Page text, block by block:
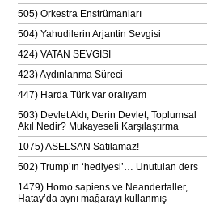
505) Orkestra Enstrümanları
504) Yahudilerin Arjantin Sevgisi
424) VATAN SEVGİSİ
423) Aydınlanma Süreci
447) Harda Türk var oralıyam
503) Devlet Aklı, Derin Devlet, Toplumsal
Akıl Nedir? Mukayeseli Karşılaştırma
1075) ASELSAN Satılamaz!
502) Trump’ın ‘hediyesi’… Unutulan ders
1479) Homo sapiens ve Neandertaller,
Hatay’da aynı mağarayı kullanmış